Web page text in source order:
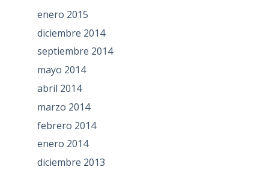
enero 2015
diciembre 2014
septiembre 2014
mayo 2014
abril 2014
marzo 2014
febrero 2014
enero 2014
diciembre 2013